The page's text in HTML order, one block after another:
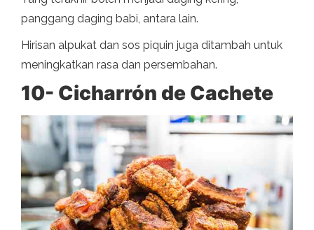
panggang daging babi, antara lain.
Hirisan alpukat dan sos piquin juga ditambah untuk
meningkatkan rasa dan persembahan.
10- Cicharrón de Cachete